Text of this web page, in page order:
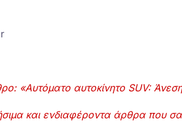
«Αυτόματο αυτοκίνητο SUV:
και ενδιαφέροντα άρθρα που